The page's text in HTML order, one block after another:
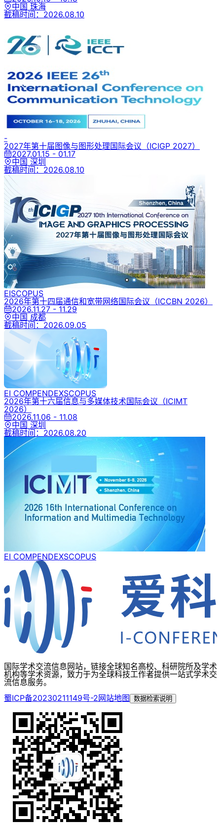
中国 珠海
截稿时间： 2026.08.10
-
2027年第十届图像与图形处理国际会议 （ICIGP 2027）
2027.01.15 - 01.17
中国 深圳
截稿时间： 2026.08.10
EISCOPUS
2026年第十四届通信和宽带网络国际会议 （ICCBN 2026）
2026.11.27 - 11.29
中国 成都
截稿时间： 2026.09.05
EI COMPENDEXSCOPUS
2026年第十六届信息与多媒体技术国际会议 （ICIMT
2026）
2026.11.06 - 11.08
中国 深圳
截稿时间： 2026.08.20
EI COMPENDEXSCOPUS
国际学术交流信息网站，链接全球知名高校、科研院所及学术
机构等学术资源，致力于为全球科技工作者提供一站式学术交
流信息服务。
蜀ICP备20230211149号-2网站地图 数据检索说明